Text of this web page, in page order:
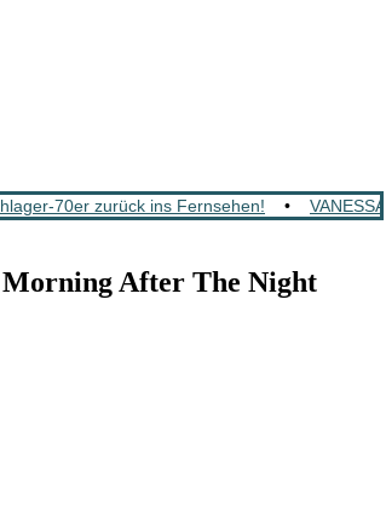
70er zurück ins Fernsehen! •
Morning After The Night